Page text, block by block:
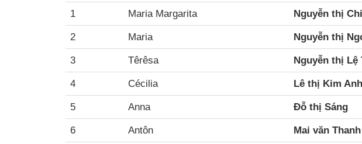
1 Maria Margarita Nguyễn thị
2 Maria Nguyễn thị
3 Têrêsa Nguyễn thị Lệ
4 Cécilia Lê thị Kim Anh
5 Anna Đỗ thị Sáng
6 Antôn Mai văn Thanh